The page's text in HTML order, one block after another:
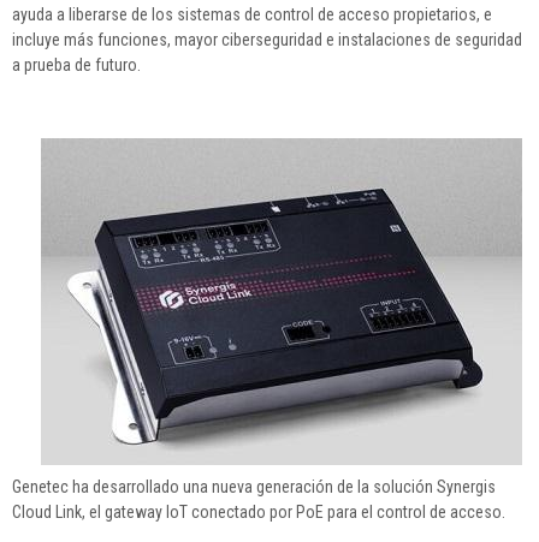
ayuda a liberarse de los sistemas de control de acceso propietarios, e
incluye más funciones, mayor ciberseguridad e instalaciones de seguridad
a prueba de futuro.
Genetec ha desarrollado una nueva generación de la solución Synergis
Cloud Link, el gateway IoT conectado por PoE para el control de acceso.